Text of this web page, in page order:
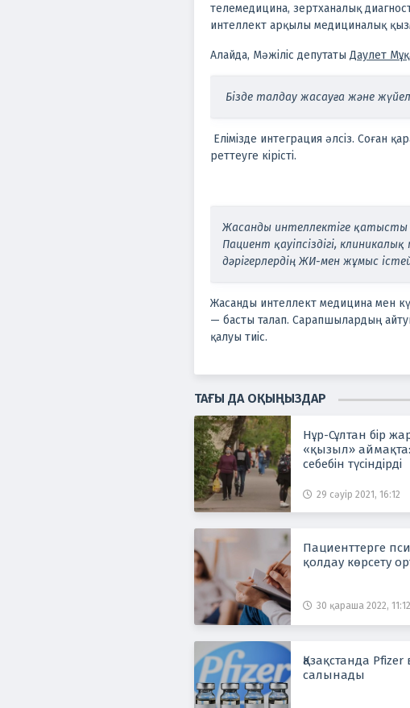
телемедицина, зертханалық
интеллект арқылы медициналық
Алайда, Мәжіліс депутаты Даулет
Бізде талдау жасауға және
Елімізде интеграция әлсіз. Соған
реттеуге кірісті.
Жасанды интеллектіге қатысты
Пациент қауіпсіздігі,
дәрігерлердің ЖИ-мен жұмыс
Жасанды интеллект медицина мен
— басты талап. Сарапшылардың
қалуы тиіс.
ТАҒЫ ДА ОҚЫҢЫЗДАР
Нұр-Сұлтан бір
«қызыл» аймақта:
себебін түсіндірді
29 сәуір 2021, 16:12
Пациенттерге
қолдау көрсету
30 қараша 2022, 11:12
Қазақстанда
салынады